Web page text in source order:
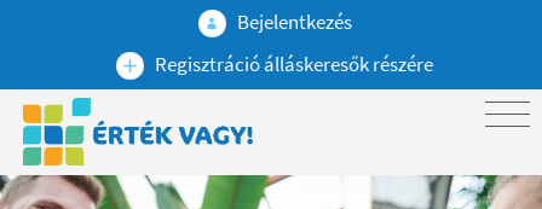
Bejelentkezés
Regisztráció álláskeresők részére